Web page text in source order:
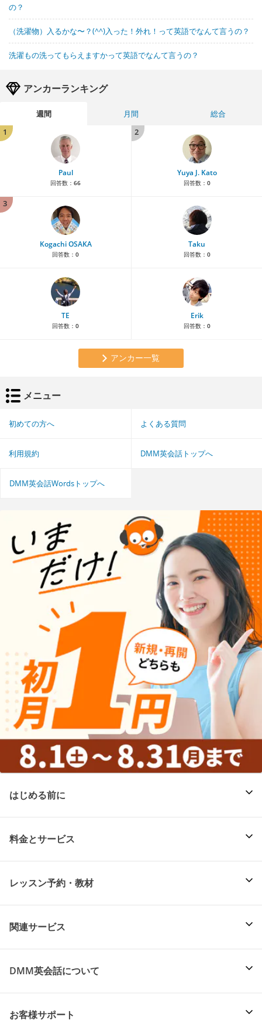
の？
（洗濯物）入るかな〜？(^^)入った！外れ！って英語でなんて言うの？
洗濯もの洗ってもらえますかって英語でなんて言うの？
アンカーランキング
週間 月間
総合
1
Paul
回答数： 66
2
Yuya J. Kato
回答数： 0
3
Kogachi OSAKA
回答数： 0
Taku
回答数： 0
TE
回答数： 0
Erik
回答数： 0
アンカー一覧
メニュー
初めての方へ よくある質問
利用規約 DMM英会話トップへ
DMM英会話Wordsトップへ
はじめる前に
料金とサービス
レッスン予約・教材
関連サービス
DMM英会話について
お客様サポート